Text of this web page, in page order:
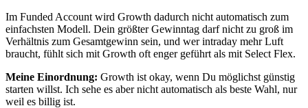
Im Funded Account wird Growth dadurch nicht automatisch zum
einfachsten Modell. Dein größter Gewinntag darf nicht zu groß im
Verhältnis zum Gesamtgewinn sein, und wer intraday mehr Luft
braucht, fühlt sich mit Growth oft enger geführt als mit Select Flex.
Meine Einordnung: Growth ist okay, wenn Du möglichst günstig
starten willst. Ich sehe es aber nicht automatisch als beste Wahl, nur
weil es billig ist.